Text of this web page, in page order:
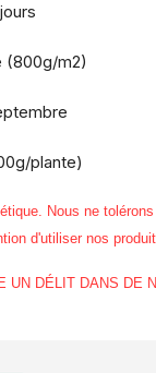
(800g/m2)
plante)
Nous ne
d'utiliser nos
UN DÉLIT DANS DE